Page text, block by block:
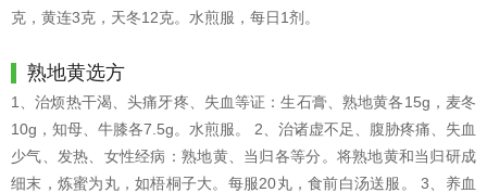
克，黄连3克，天冬12克。水煎服，每日1剂。
熟地黄选方
1、治烦热干渴、头痛牙疼、失血等证：生石膏、熟地黄各15g，麦冬
10g，知母、牛膝各7.5g。水煎服。 2、治诸虚不足、腹胁疼痛、失血
少气、发热、女性经病：熟地黄、当归各等分。将熟地黄和当归研成
细末，炼蜜为丸，如梧桐子大。每服20丸，食前白汤送服。 3、养血